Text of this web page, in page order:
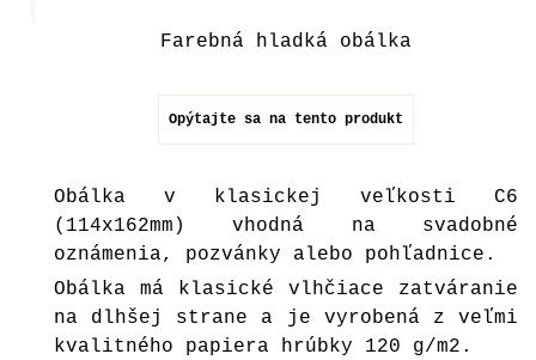
Farebná hladká obálka
Opýtajte sa na tento produkt
Obálka v klasickej veľkosti C6
(114x162mm) vhodná na svadobné
oznámenia, pozvánky alebo pohľadnice.
Obálka má klasické vlhčiace zatváranie
na dlhšej strane a je vyrobená z veľmi
kvalitného papiera hrúbky 120 g/m2.